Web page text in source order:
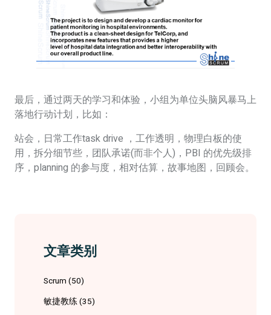
最后，通过两天的学习和体验，小组为单位头脑风暴马上
落地行动计划，比如：
站会，日常工作task drive ，工作透明，物理白板的使
用，拆分细节些，团队承诺(而非个人)，PBI 的优先级排
序，planning 的参与度，相对估算，故事地图，回顾会。
文章类别
Scrum (50)
敏捷教练(35)